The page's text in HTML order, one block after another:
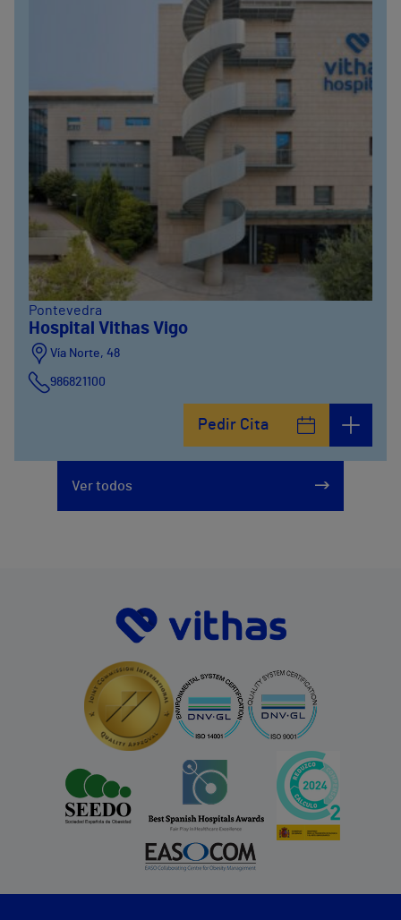
Pontevedra
Hospital Vithas Vigo
Vía Norte, 48
986821100
Pedir Cita
Ver todos